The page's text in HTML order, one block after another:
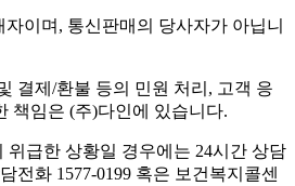
이며, 통신판매의 당사자가 아닙니
결제/환불 등의 민원 처리, 고객 응
책임은 (주)다인에 있습니다.
위급한 상황일 경우에는 24시간 상담
전화 1577-0199 혹은 보건복지콜센